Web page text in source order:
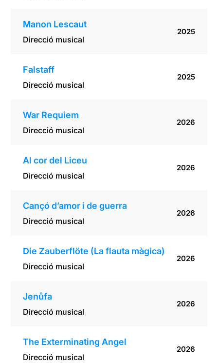
Manon Lescaut
Direcció musical
2025
Falstaff
Direcció musical
2025
War Requiem
Direcció musical
2026
Al cor del Liceu
Direcció musical
2026
Cançó d’amor i de guerra
Direcció musical
2026
Die Zauberflöte (La flauta màgica)
Direcció musical
2026
Jenůfa
Direcció musical
2026
The Exterminating Angel
Direcció musical
2026